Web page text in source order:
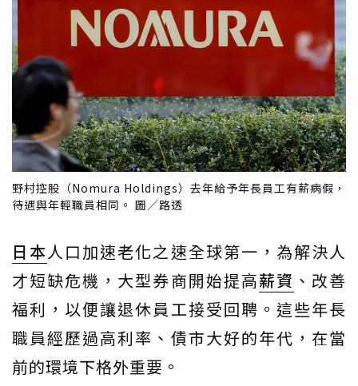
野村控股（Nomura Holdings）去年給予年長員工有薪病假，
待遇與年輕職員相同。 圖／路透
日本人口加速老化之速全球第一，為解決人
才短缺危機，大型券商開始提高薪資 、改善
福利，以便讓退休員工接受回聘。這些年長
職員經歷過高利率、債市大好的年代，在當
前的環境下格外重要。